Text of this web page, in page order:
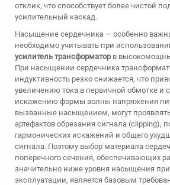
отклик, что способствует более чистой
усилительный каскад.
Насыщение сердечника — особенно
необходимо учитывать при
усилитель трансформатор в
При насыщении сердечника
индуктивность резко снижается, что
увеличению тока в первичной обмотке и
искажению формы волны напряжения
вызванные насыщением, могут
артефактов обрезания сигнала (clipping),
гармонических искажений и общего
сигнала. Поэтому выбор материала
поперечного сечения, обеспечивающих
значительно ниже уровня насыщения
эксплуатации, является базовым